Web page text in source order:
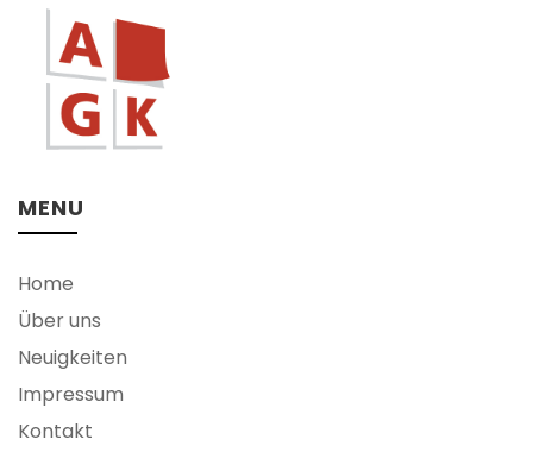
MENU
Home
Über uns
Neuigkeiten
Impressum
Kontakt